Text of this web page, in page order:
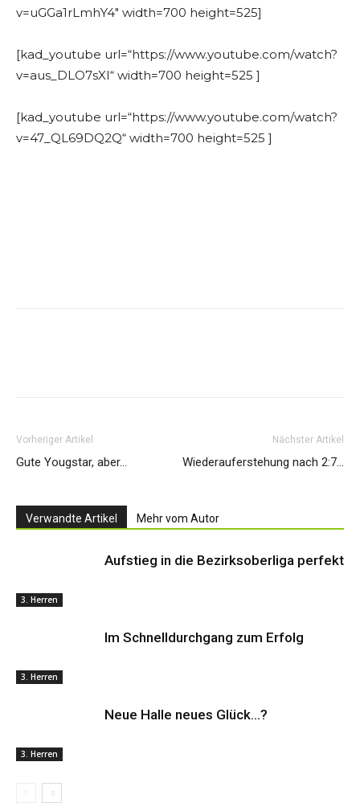
v=uGGa1rLmhY4″ width=700 height=525]
[kad_youtube url=“https://www.youtube.com/watch?
v=aus_DLO7sXI“ width=700 height=525 ]
[kad_youtube url=“https://www.youtube.com/watch?
v=47_QL69DQ2Q“ width=700 height=525 ]
Vorheriger Artikel
Gute Yougstar, aber…
Nächster Artikel
Wiederauferstehung nach 2:7…
Verwandte Artikel Mehr vom Autor
3. Herren
Aufstieg in die Bezirksoberliga perfekt
3. Herren
Im Schnelldurchgang zum Erfolg
3. Herren
Neue Halle neues Glück…?